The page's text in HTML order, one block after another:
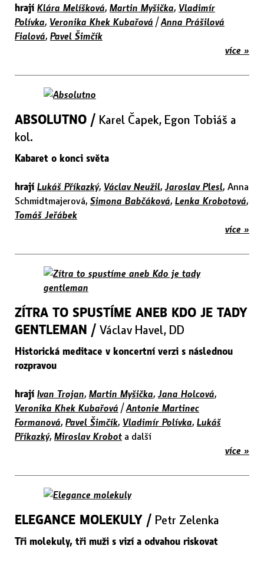
hrajíKlára Melíšková, Martin Myšička, Vladimír
Polívka, Veronika Khek Kubařová /Anna Prášilová
Fialová, Pavel Šimčík
více »
ABSOLUTNO / Karel Čapek, Egon Tobiáš a
kol.
Kabaret o konci světa
hrajíLukáš Příkazký, Václav Neužil,Jaroslav Plesl, Anna
Schmidtmajerová, Simona Babčáková, Lenka Krobotová,
Tomáš Jeřábek
více »
ZÍTRA TO SPUSTÍME ANEB KDO JE TADY
GENTLEMAN / Václav Havel, DD
Historická meditace v koncertní verzi s následnou
rozpravou
hrajíIvan Trojan, Martin Myšička,Jana Holcová,
Veronika Khek Kubařová /Antonie Martinec
Formanová, Pavel Šimčík, Vladimír Polívka, Lukáš
Příkazký, Miroslav Krobot a další
více »
ELEGANCE MOLEKULY / Petr Zelenka
Tři molekuly, tři muži s vizí a odvahou riskovat